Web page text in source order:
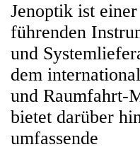
Jenoptik ist
führenden
und
dem
und Raumfahrt-
bietet darüber
umfassende